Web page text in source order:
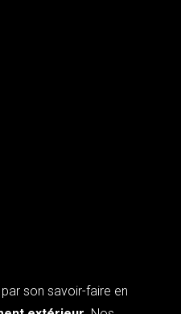
son savoir-faire en